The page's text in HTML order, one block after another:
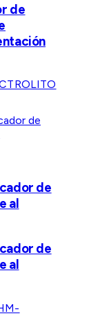
de
de
al
de
al